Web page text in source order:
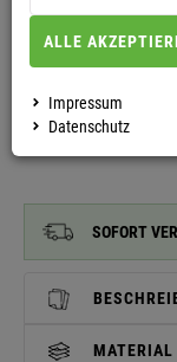
SOFORT
MATERIAL
ALLE
Impressum
Datenschutz